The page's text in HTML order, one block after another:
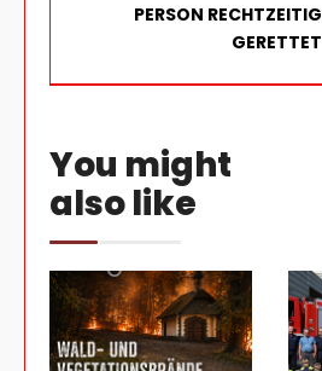
PERSON RECHTZEITIG
GERETTET
You might
also like